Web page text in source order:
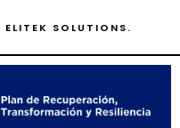
ELITEK SOLUTIONS.